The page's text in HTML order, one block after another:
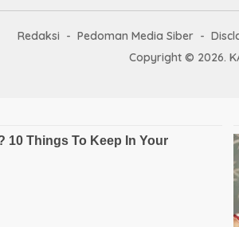
Redaksi Pedoman Media Siber
Copyright © 2026.